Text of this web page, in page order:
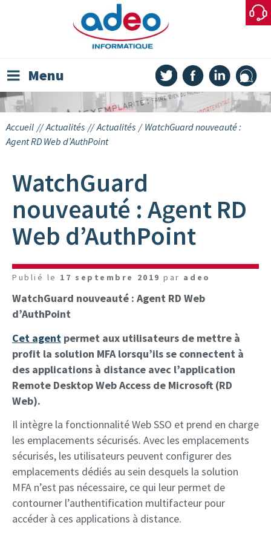
Menu
Accueil // Actualités // Actualités / WatchGuard nouveauté :
Agent RD Web d’AuthPoint
WatchGuard
nouveauté : Agent RD
Web d’AuthPoint
Publié le 17 septembre 2019 par adeo
WatchGuard nouveauté : Agent RD Web
d’AuthPoint
Cet agent permet aux utilisateurs de mettre à
profit la solution MFA lorsqu’ils se connectent à
des applications à distance avec l’application
Remote Desktop Web Access de Microsoft (RD
Web).
Il intègre la fonctionnalité Web SSO et prend en charge
les emplacements sécurisés. Avec les emplacements
sécurisés, les utilisateurs peuvent configurer des
emplacements dédiés au sein desquels la solution
MFA n’est pas nécessaire, ce qui leur permet de
contourner l’authentification multifacteur pour
accéder à ces applications à distance.